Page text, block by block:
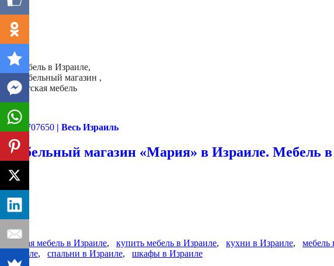
- Мебель в Израиле,
- Мебельный магазин ,
- Детская мебель
Далее
052-9707650 | Весь Израиль
Мебельный магазин «Мария» в Израиле. Мебель
детская мебель в Израиле, купить мебель в Израиле, кухни в Израиле, мебель
Израиле, спальни в Израиле, шкафы в Израиле